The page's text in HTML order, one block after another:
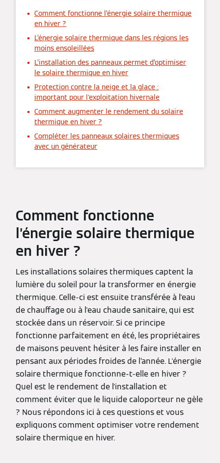
Comment fonctionne l’énergie solaire thermique
en hiver ?
L’énergie solaire thermique dans les régions les
moins ensoleillées
L’installation des panneaux permet d’optimiser
le solaire thermique en hiver
Protection contre la neige et la glace :
important pour l'exploitation hivernale
Comment augmenter le rendement du solaire
thermique en hiver ?
Compléter les panneaux solaires thermiques
avec un générateur
Comment fonctionne
l’énergie solaire thermique
en hiver ?
Les installations solaires thermiques captent la
lumière du soleil pour la transformer en énergie
thermique. Celle-ci est ensuite transférée à l'eau
de chauffage ou à l'eau chaude sanitaire, qui est
stockée dans un réservoir. Si ce principe
fonctionne parfaitement en été, les propriétaires
de maisons peuvent hésiter à les faire installer en
pensant aux périodes froides de l’année. L'énergie
solaire thermique fonctionne-t-elle en hiver ?
Quel est le rendement de l'installation et
comment éviter que le liquide caloporteur ne gèle
? Nous répondons ici à ces questions et vous
expliquons comment optimiser votre rendement
solaire thermique en hiver.